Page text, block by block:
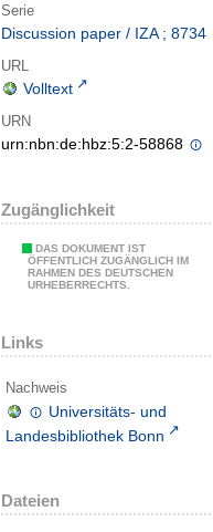
Serie
Discussion paper / IZA ; 8734
URL
Volltext
URN
urn:nbn:de:hbz:5:2-58868
Zugänglichkeit
DAS DOKUMENT IST
ÖFFENTLICH ZUGÄNGLICH IM
RAHMEN DES DEUTSCHEN
URHEBERRECHTS.
Links
Nachweis
Universitäts- und
Landesbibliothek Bonn
Dateien